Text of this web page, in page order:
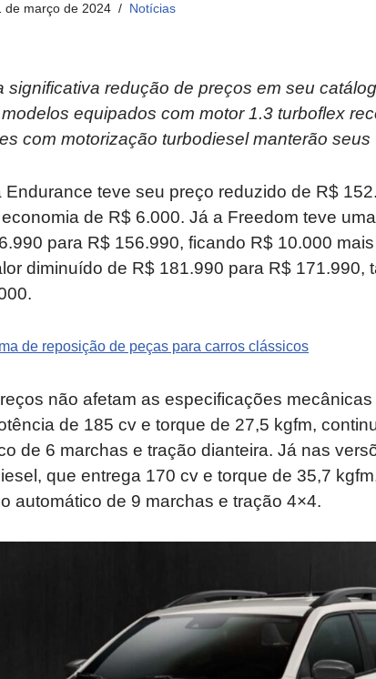
de março de 2024 Notícias
significativa redução de preços em seu
equipados com motor 1.3 turboflex
com motorização turbodiesel manterão seus
Endurance teve seu preço reduzido de R$
de R$ 6.000. Já a Freedom teve
para R$ 156.990, ficando R$ 10.000
diminuído de R$ 181.990 para R$ 171.990,
de reposição de peças para carros clássicos
não afetam as especificações
de 185 cv e torque de 27,5 kgfm,
de 6 marchas e tração dianteira. Já nas
que entrega 170 cv e torque de 35,7
automático de 9 marchas e tração 4×4.